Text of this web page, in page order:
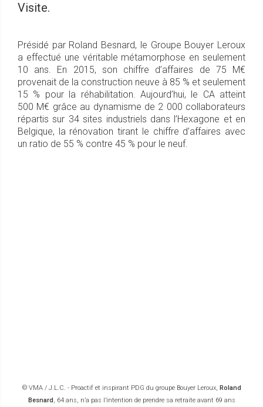
Visite.
Présidé par Roland Besnard, le Groupe Bouyer Leroux
a effectué une véritable métamorphose en seulement
10 ans. En 2015, son chiffre d’affaires de 75 M€
provenait de la construction neuve à 85 % et seulement
15 % pour la réhabilitation. Aujourd’hui, le CA atteint
500 M€ grâce au dynamisme de 2 000 collaborateurs
répartis sur 34 sites industriels dans l’Hexagone et en
Belgique, la rénovation tirant le chiffre d’affaires avec
un ratio de 55 % contre 45 % pour le neuf.
© VMA / J.L.C. - Proactif et inspirant PDG du groupe Bouyer Leroux, Roland
Besnard , 64 ans, n’a pas l’intention de prendre sa retraite avant 69 ans